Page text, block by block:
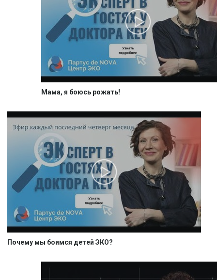
Мама, я боюсь рожать!
Почему мы боимся детей ЭКО?